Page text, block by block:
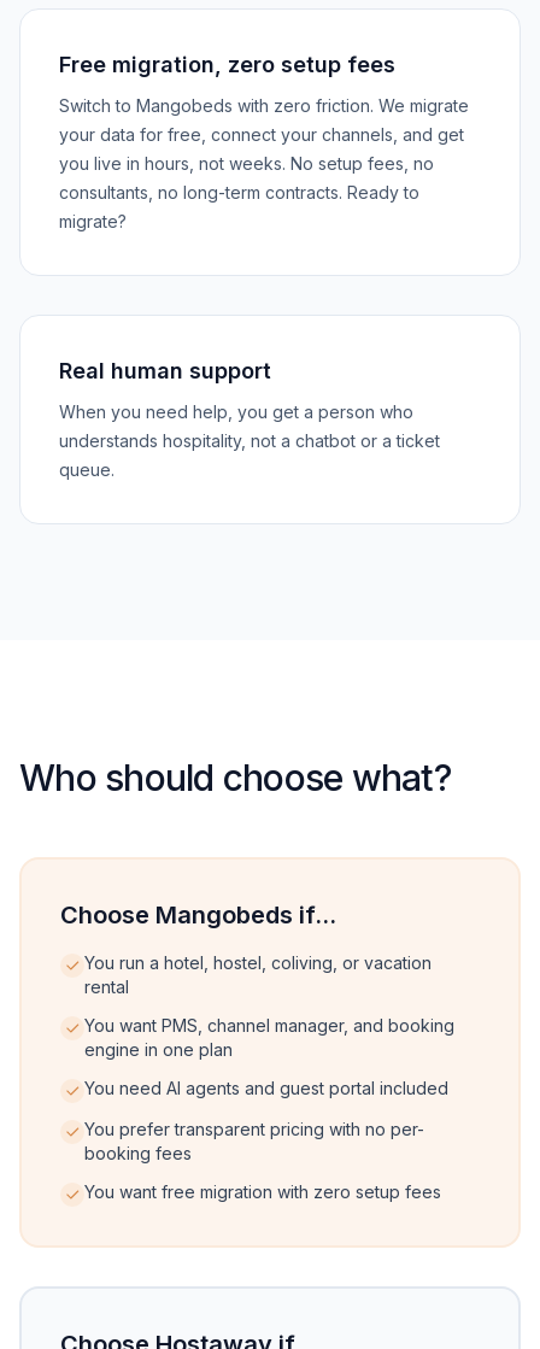
Free migration, zero setup fees
Switch to Mangobeds with zero friction. We migrate
your data for free, connect your channels, and get
you live in hours, not weeks. No setup fees, no
consultants, no long-term contracts. Ready to
migrate?
Real human support
When you need help, you get a person who
understands hospitality, not a chatbot or a ticket
queue.
Who should choose what?
Choose Mangobeds if...
You run a hotel, hostel, coliving, or vacation
rental
You want PMS, channel manager, and booking
engine in one plan
You need AI agents and guest portal included
You prefer transparent pricing with no per-
booking fees
You want free migration with zero setup fees